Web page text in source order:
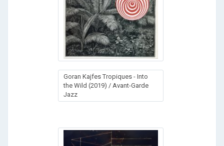
Goran Kajfes Tropiques - Into
the Wild (2019) / Avant-Garde
Jazz